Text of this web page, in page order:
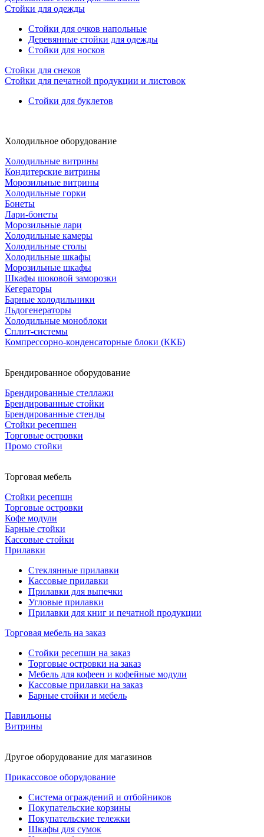
Стойки для одежды
Стойки для очков напольные
Деревянные стойки для одежды
Стойки для носков
Стойки для снеков
Стойки для печатной продукции и листовок
Стойки для буклетов
Холодильное оборудование
Холодильные витрины
Кондитерские витрины
Морозильные витрины
Холодильные горки
Бонеты
Лари-бонеты
Морозильные лари
Холодильные камеры
Холодильные столы
Холодильные шкафы
Морозильные шкафы
Шкафы шоковой заморозки
Кегераторы
Барные холодильники
Льдогенераторы
Холодильные моноблоки
Сплит-системы
Компрессорно-конденсаторные блоки (ККБ)
Брендированное оборудование
Брендированные стеллажи
Брендированные стойки
Брендированные стенды
Стойки ресепшен
Торговые островки
Промо стойки
Торговая мебель
Стойки ресепшн
Торговые островки
Кофе модули
Барные стойки
Кассовые стойки
Прилавки
Стеклянные прилавки
Кассовые прилавки
Прилавки для выпечки
Угловые прилавки
Прилавки для книг и печатной продукции
Торговая мебель на заказ
Стойки ресепшн на заказ
Торговые островки на заказ
Мебель для кофеен и кофейные модули
Кассовые прилавки на заказ
Барные стойки и мебель
Павильоны
Витрины
Другое оборудование для магазинов
Прикассовое оборудование
Система ограждений и отбойников
Покупательские корзины
Покупательские тележки
Шкафы для сумок